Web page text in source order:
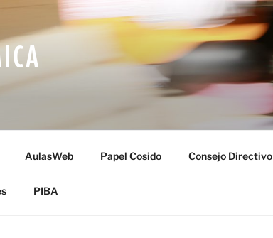
AulasWeb Papel Cosido Consejo Directivo
PIBA